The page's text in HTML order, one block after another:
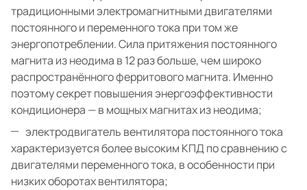
традиционными электромагнитными двигателями
постоянного и переменного тока при том же
энергопотреблении. Сила притяжения постоянного
магнита из неодима в 12 раз больше, чем широко
распространённого ферритового магнита. Именно
поэтому секрет повышения энергоэффективности
кондиционера — в мощных магнитах из неодима;
электродвигатель вентилятора постоянного тока
характеризуется более высоким КПД по сравнению с
двигателями переменного тока, в особенности при
низких оборотах вентилятора;